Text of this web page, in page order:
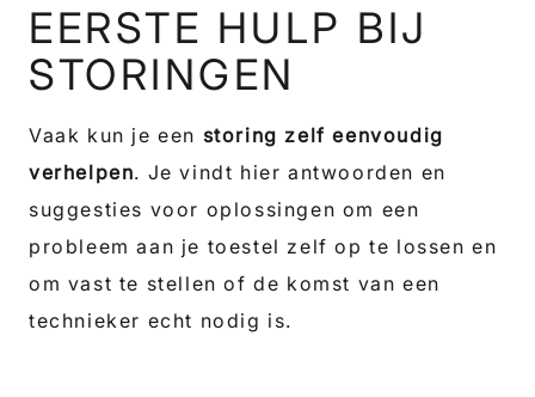
EERSTE HULP BIJ
STORINGEN
Vaak kun je een storing zelf eenvoudig
verhelpen. Je vindt hier antwoorden en
suggesties voor oplossingen om een
probleem aan je toestel zelf op te lossen en
om vast te stellen of de komst van een
technieker echt nodig is.